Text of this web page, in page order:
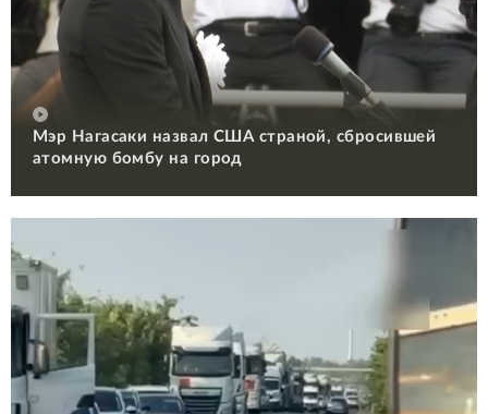
Мэр Нагасаки назвал США страной, сбросившей
атомную бомбу на город